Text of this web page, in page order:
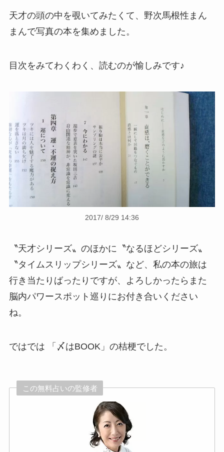
天才の頭の中を覗いてみたくて、野次馬根性まん
まんで写真の本を集めました。
目次をみてわくわく、読むのが愉しみです♪
2017/ 8/29 14:36
〝天才シリーズ〟のほかに〝なるほどシリーズ〟
〝タイムスリップシリーズ〟など、私の本の旅は
行き当たりばったりですが、よろしかったらまた
脳内パワースポット巡りにお付き合いください
ね。
ではでは 「〆はBOOK」の桔梗でした。
この無料占いの監修者